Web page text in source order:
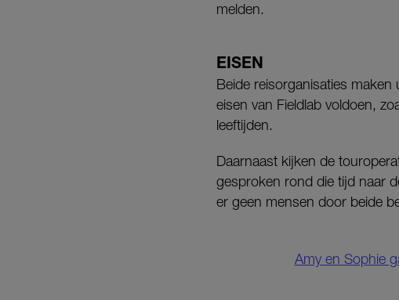
melden.
EISEN
Beide reisorganisaties
eisen van Fieldlab voldoen,
leeftijden.
Daarnaast kijken de
gesproken rond die tijd naar
er geen mensen door beide
Amy en Sophie